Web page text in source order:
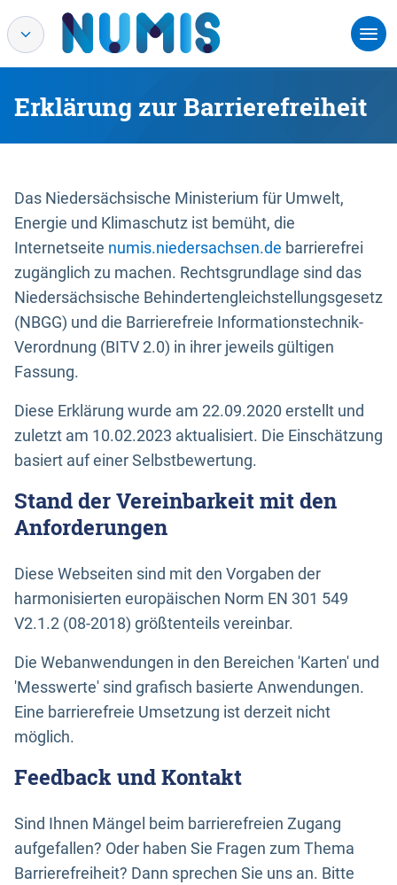
Erklärung zur Barrierefreiheit
Das Niedersächsische Ministerium für Umwelt,
Energie und Klimaschutz ist bemüht, die
Internetseite numis.niedersachsen.de barrierefrei
zugänglich zu machen. Rechtsgrundlage sind das
Niedersächsische Behindertengleichstellungsgesetz
(NBGG) und die Barrierefreie Informationstechnik-
Verordnung (BITV 2.0) in ihrer jeweils gültigen
Fassung.
Diese Erklärung wurde am 22.09.2020 erstellt und
zuletzt am 10.02.2023 aktualisiert. Die Einschätzung
basiert auf einer Selbstbewertung.
Stand der Vereinbarkeit mit den
Anforderungen
Diese Webseiten sind mit den Vorgaben der
harmonisierten europäischen Norm EN 301 549
V2.1.2 (08-2018) größtenteils vereinbar.
Die Webanwendungen in den Bereichen 'Karten' und
'Messwerte' sind grafisch basierte Anwendungen.
Eine barrierefreie Umsetzung ist derzeit nicht
möglich.
Feedback und Kontakt
Sind Ihnen Mängel beim barrierefreien Zugang
aufgefallen? Oder haben Sie Fragen zum Thema
Barrierefreiheit? Dann sprechen Sie uns an. Bitte